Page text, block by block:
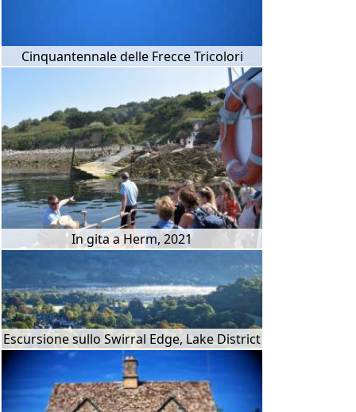
Cinquantennale delle Frecce Tricolori
In gita a Herm, 2021
Escursione sullo Swirral Edge, Lake District